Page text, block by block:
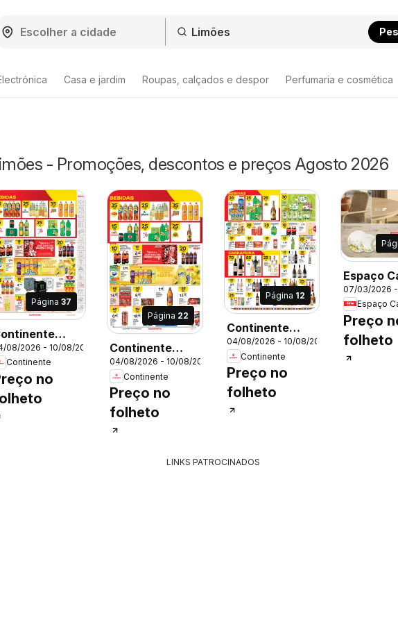
Casa e jardim Roupas, calçados e despor Perfumaria e cosmética
- Promoções, descontos e preços Agosto 2026
Página 37
08/2026 - 10/08/2026
Continente
no
Página 22
Continente
Semanal
Continente Bom
Dia
04/08/2026 - 10/08/2026
Continente
Preço no
folheto
Página 12
Continente
Madeira
04/08/2026 - 10/08/2026
Continente
Preço no
folheto
Espaço
Folheto
2026
07/03/2026
Espaço
Preço
folheto
LINKS PATROCINADOS